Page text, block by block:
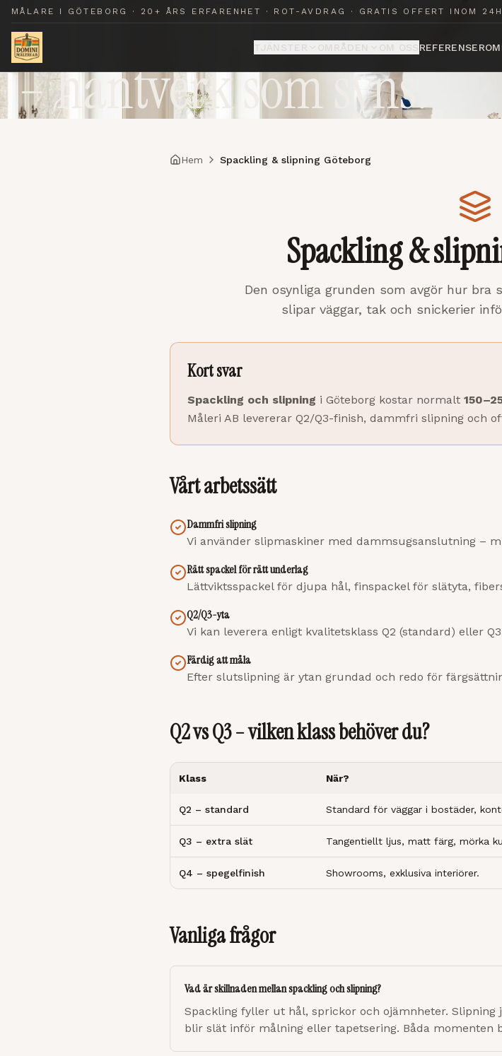
Målare i Göteborg
– hantverk som syns.
MÅLARE I GÖTEBORG · 20+ ÅRS ERFARENHET · ROT-AVDRAG · GRATIS OFFERT INOM 24H
TJÄNSTER OMRÅDEN OM OSSREFERENSER
Hem Spackling & slipning Göteborg
Spackling &
Den osynliga grunden som avgör hur
slipar väggar, tak och snickerier
Kort svar
Spackling och slipning i Göteborg kostar normalt
Måleri AB levererar Q2/Q3-finish, dammfri slipning och
Vårt arbetssätt
Dammfri slipning
Vi använder slipmaskiner med dammsugsanslutning –
Rätt spackel för rätt underlag
Lättviktsspackel för djupa hål, finspackel för slätyta,
Q2/Q3-yta
Vi kan leverera enligt kvalitetsklass Q2 (standard) eller
Färdig att måla
Efter slutslipning är ytan grundad och redo för
Q2 vs Q3 – vilken klass behöver du?
Klass När?
Q2 – standard Standard för väggar i bostäder,
Q3 – extra slät Tangentiellt ljus, matt färg, mörka
Q4 – spegelfinish Showrooms, exklusiva interiörer.
Vanliga frågor
Vad är skillnaden mellan spackling och slipning?
Spackling fyller ut hål, sprickor och ojämnheter.
blir slät inför målning eller tapetsering. Båda momenten